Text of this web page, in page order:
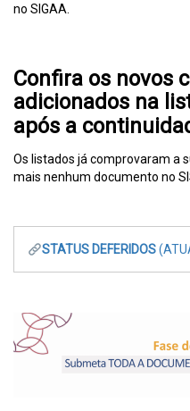
no SIGAA.
Confira os novos
adicionados na
após a
Os listados já comprovaram a
mais nenhum documento no
STATUS DEFERIDOS